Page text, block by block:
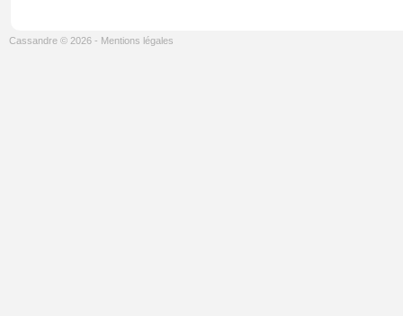
Cassandre © 2026 - Mentions légales